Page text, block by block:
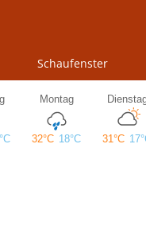
Schaufenster